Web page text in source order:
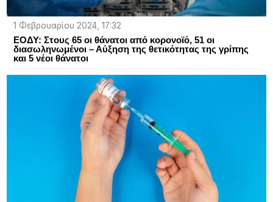
1 Φεβρουαρίου 2024, 17:32
ΕΟΔΥ: Στους 65 οι θάνατοι από κορoνοϊό, 51 οι
διασωληνωμένοι – Αύξηση της θετικότητας της γρίπης
και 5 νέοι θάνατοι